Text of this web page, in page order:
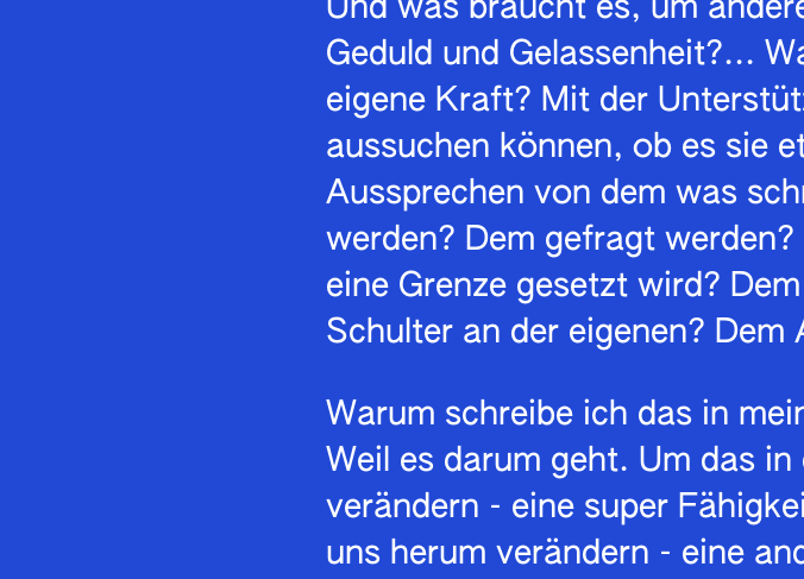
Und was braucht es, um
Geduld und Gelassenheit?...
eigene Kraft? Mit der
aussuchen können, ob es sie
Aussprechen von dem was
werden? Dem gefragt
eine Grenze gesetzt wird?
Schulter an der eigenen? Dem
Warum schreibe ich das in
Weil es darum geht. Um das
verändern - eine super
uns herum verändern - eine